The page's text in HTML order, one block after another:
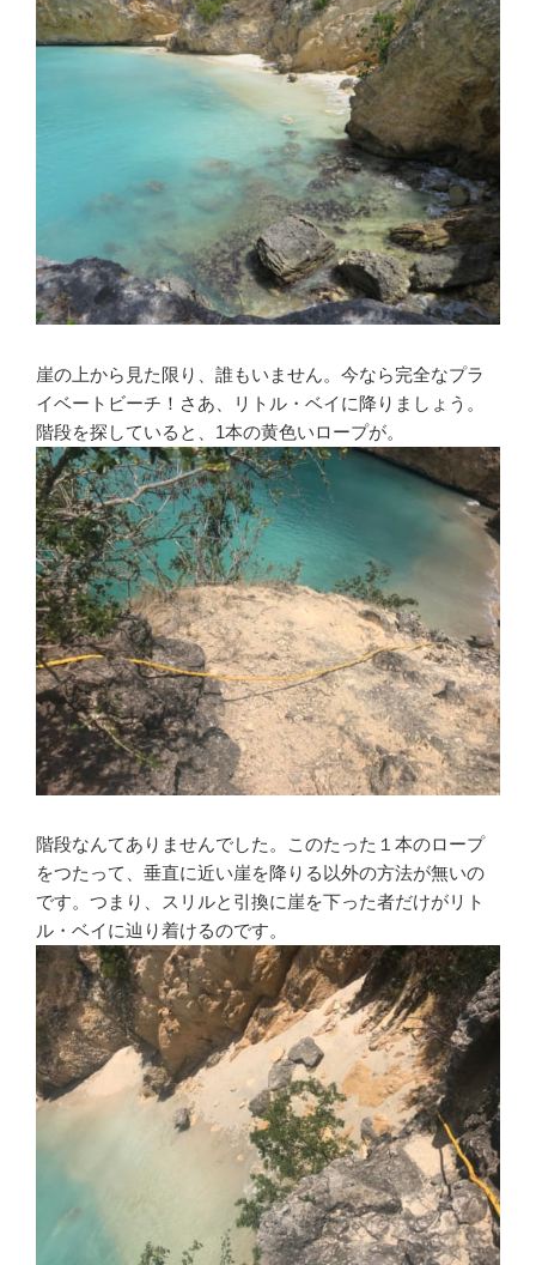
崖の上から見た限り、誰もいません。今なら完全なプラ
イベートビーチ！さあ、リトル・ベイに降りましょう。
階段を探していると、1本の黄色いロープが。
階段なんてありませんでした。このたった１本のロープ
をつたって、垂直に近い崖を降りる以外の方法が無いの
です。つまり、スリルと引換に崖を下った者だけがリト
ル・ベイに辿り着けるのです。